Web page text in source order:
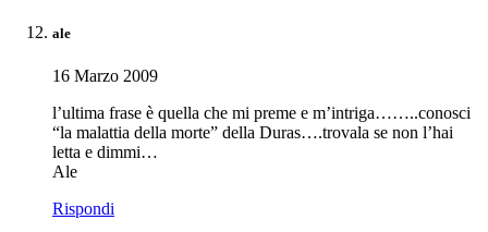
ale
16 Marzo 2009
l’ultima frase è quella che mi preme e m’intriga……..conosci
“la malattia della morte” della Duras….trovala se non l’hai
letta e dimmi…
Ale
Rispondi